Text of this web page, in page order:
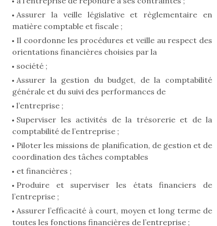
Assurer la veille législative et règlementaire en
matière comptable et fiscale ;
Il coordonne les procédures et veille au respect des
orientations financières choisies par la
société ;
Assurer la gestion du budget, de la comptabilité
générale et du suivi des performances de
l’entreprise ;
Superviser les activités de la trésorerie et de la
comptabilité de l’entreprise ;
Piloter les missions de planification, de gestion et de
coordination des tâches comptables
et financières ;
Produire et superviser les états financiers de
l’entreprise ;
Assurer l’efficacité à court, moyen et long terme de
toutes les fonctions financières de l’entreprise ;